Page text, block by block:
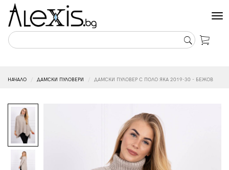
НАЧАЛО ДАМСКИ ПУЛОВЕРИ ДАМСКИ ПУЛОВЕР С ПОЛО ЯКА 2019-30 - БЕЖОВ